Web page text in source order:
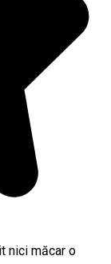
nici măcar o